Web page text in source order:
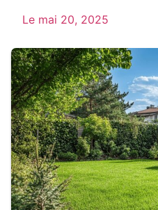
Le mai 20, 2025